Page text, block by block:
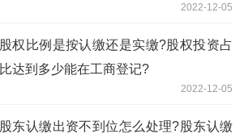
2022-12-05
股权比例是按认缴还是实缴?股权投资占
比达到多少能在工商登记?
2022-12-05
股东认缴出资不到位怎么处理?股东认缴